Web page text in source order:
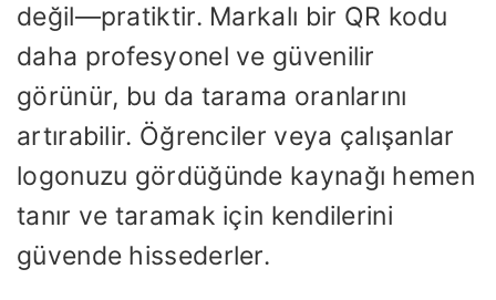
değil—pratiktir. Markalı bir QR kodu
daha profesyonel ve güvenilir
görünür, bu da tarama oranlarını
artırabilir. Öğrenciler veya çalışanlar
logonuzu gördüğünde kaynağı hemen
tanır ve taramak için kendilerini
güvende hissederler.